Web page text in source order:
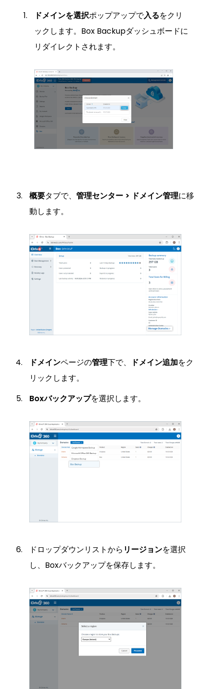
ドメインを選択ポップアップで入るをクリ
ックします。Box Backupダッシュボードに
リダイレクトされます。
概要タブで、 管理センター > ドメイン管理に移
動します。
ドメインページの管理下で、 ドメイン追加をク
リックします。
Boxバックアップを選択します。
ドロップダウンリストから リージョンを選択
し、Boxバックアップを保存します。